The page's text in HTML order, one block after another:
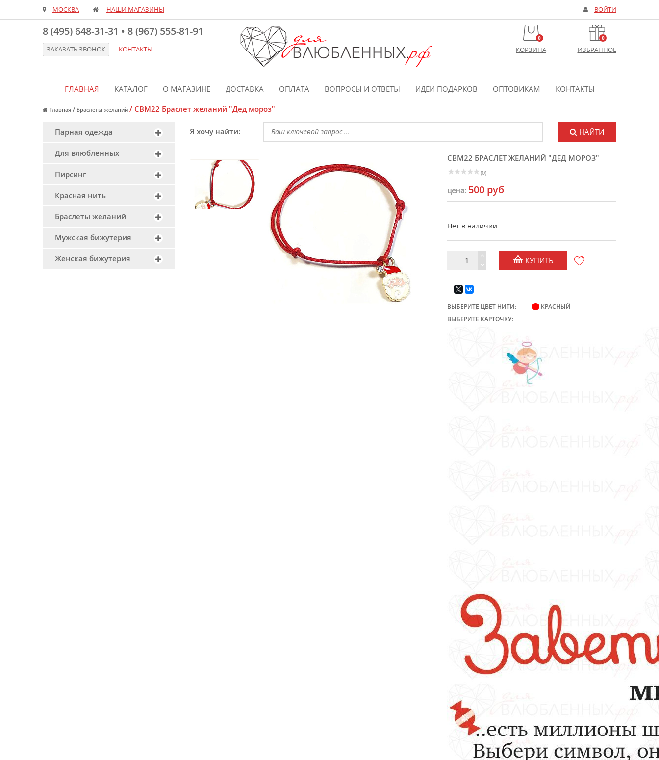
МОСКВА НАШИ МАГАЗИНЫ ВОЙТИ
8 (495) 648-31-31 • 8 (967) 555-81-91
ЗАКАЗАТЬ ЗВОНОК КОНТАКТЫ
0
КОРЗИНА
0
ИЗБРАННОЕ
ГЛАВНАЯ КАТАЛОГ О МАГАЗИНЕ ДОСТАВКА ОПЛАТА ВОПРОСЫ И ОТВЕТЫ ИДЕИ ПОДАРКОВ ОПТОВИКАМ КОНТАКТЫ
Главная / Браслеты желаний / CBM22 Браслет желаний "Дед мороз"
Парная одежда
Для влюбленных
Пирсинг
Красная нить
Браслеты желаний
Мужская бижутерия
Женская бижутерия
Я хочу найти: НАЙТИ
CBM22 БРАСЛЕТ ЖЕЛАНИЙ "ДЕД МОРОЗ"
(0)
цена: 500 руб
Нет в наличии
КУПИТЬ
ВЫБЕРИТЕ ЦВЕТ НИТИ:
КРАСНЫЙ
ВЫБЕРИТЕ КАРТОЧКУ: